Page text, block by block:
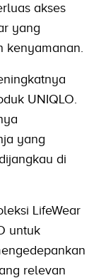
akses
yang
kenyamanan.
UNIQLO.
yang
di
LifeWear
untuk
relevan